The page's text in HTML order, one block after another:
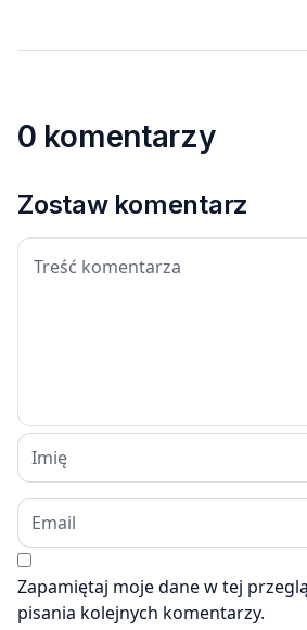
0 komentarzy
Zostaw komentarz
Zapamiętaj moje dane w tej
pisania kolejnych komentarzy.